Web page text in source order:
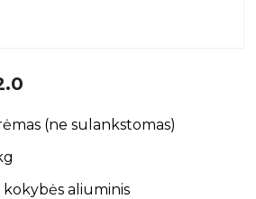
(ne sulankstomas)
aliuminis